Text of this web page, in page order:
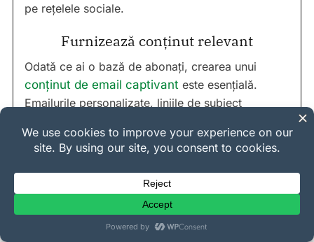
pe rețelele sociale.
Furnizează conținut relevant
Odată ce ai o bază de abonați, crearea unui
conținut de email captivant este esențială.
Emailurile personalizate, liniile de subiect
elementele vizuale atractive pot îmbunătăți
semnificativ campaniile tale de email.
Există atât de multe moduri în care EDD îți poate
îmbunătăți emailurile. Funcționalitățile încorporate
și add-on-urile îți permit săautomatizezi ușor